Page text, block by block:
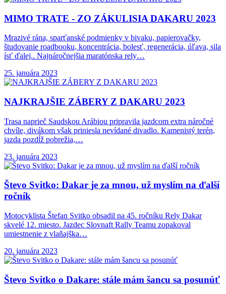
MIMO TRATE - ZO ZÁKULISIA DAKARU 2023
Mrazivé rána, sparťanské podmienky v bivaku, papierovačky,
študovanie roadbooku, koncentrácia, bolesť, regenerácia, úľava, sila
ísť ďalej.. Najnáročnejšia maratónska rely…
25. januára 2023
NAJKRAJŠIE ZÁBERY Z DAKARU 2023
Trasa naprieč Saudskou Arábiou pripravila jazdcom extra náročné
chvíle, divákom však priniesla nevídané divadlo. Kamenistý terén,
jazda pozdĺž pobrežia,…
23. januára 2023
Števo Svitko: Dakar je za mnou, už myslím na ďalší
ročník
Motocyklista Štefan Svitko obsadil na 45. ročníku Rely Dakar
skvelé 12. miesto. Jazdec Slovnaft Rally Teamu zopakoval
umiestnenie z vlaňajška…
20. januára 2023
Števo Svitko o Dakare: stále mám šancu sa posunúť